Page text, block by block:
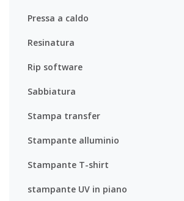
Pressa a caldo
Resinatura
Rip software
Sabbiatura
Stampa transfer
Stampante alluminio
Stampante T-shirt
stampante UV in piano